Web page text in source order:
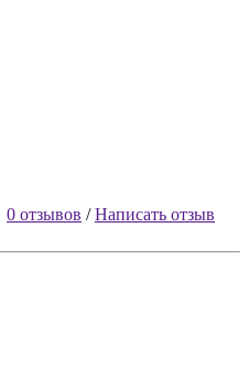
0 отзывов /Написать отзыв